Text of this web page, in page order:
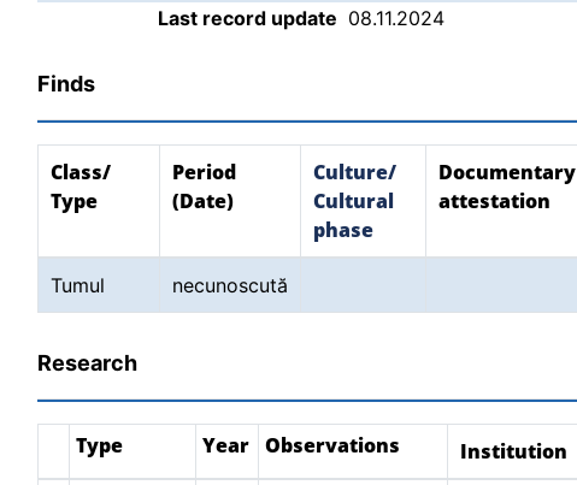
Last record update 08.11.2024
Finds
Class/
Type
Period
(Date)
Culture/
Cultural
phase
Documentary
attestation
Tumul necunoscută
Research
Type Year Observations Institution